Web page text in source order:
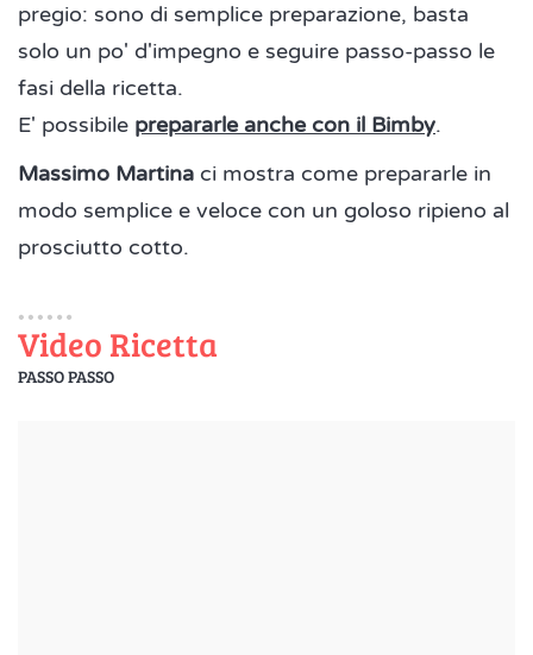
pregio: sono di semplice preparazione, basta
solo un po' d'impegno e seguire passo-passo le
fasi della ricetta.
E' possibile prepararle anche con il Bimby.
Massimo Martina ci mostra come prepararle in
modo semplice e veloce con un goloso ripieno al
prosciutto cotto.
Video Ricetta
PASSO PASSO